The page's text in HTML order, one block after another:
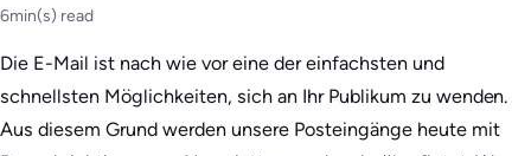
6min(s) read
Die E-Mail ist nach wie vor eine der einfachsten und
schnellsten Möglichkeiten, sich an Ihr Publikum zu wenden.
Aus diesem Grund werden unsere Posteingänge heute mit